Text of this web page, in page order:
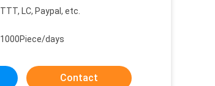
TTT, LC, Paypal, etc.
1000Piece/days
Contact